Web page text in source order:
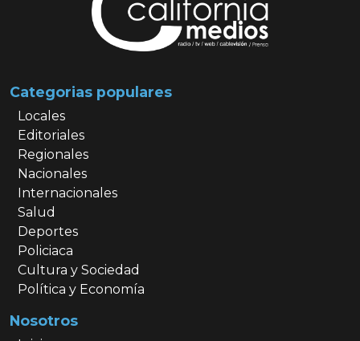
Categorias populares
Locales
Editoriales
Regionales
Nacionales
Internacionales
Salud
Deportes
Policiaca
Cultura y Sociedad
Política y Economía
Nosotros